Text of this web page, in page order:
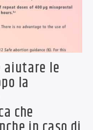
aiutare le
la
che